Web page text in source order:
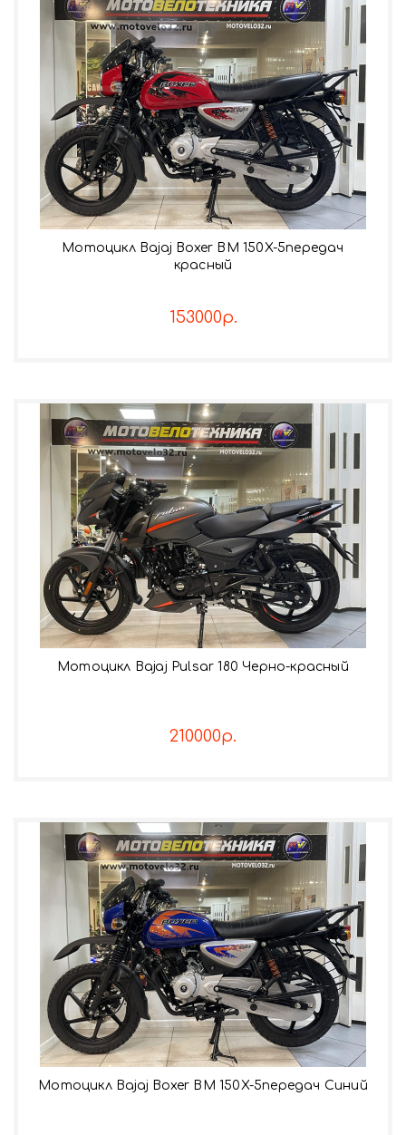
Мотоцикл Bajaj Boxer BM 150X-5передач
красный
153000р.
Мотоцикл Bajaj Pulsar 180 Черно-красный
210000р.
Мотоцикл Bajaj Boxer BM 150X-5передач Синий